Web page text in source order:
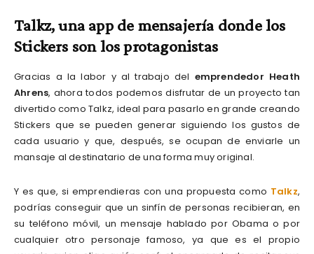
Talkz, una app de mensajería donde los
Stickers son los protagonistas
Gracias a la labor y al trabajo del emprendedor Heath
Ahrens, ahora todos podemos disfrutar de un proyecto tan
divertido como Talkz, ideal para pasarlo en grande creando
Stickers que se pueden generar siguiendo los gustos de
cada usuario y que, después, se ocupan de enviarle un
mansaje al destinatario de una forma muy original.
Y es que, si emprendieras con una propuesta como Talkz,
podrías conseguir que un sinfín de personas recibieran, en
su teléfono móvil, un mensaje hablado por Obama o por
cualquier otro personaje famoso, ya que es el propio